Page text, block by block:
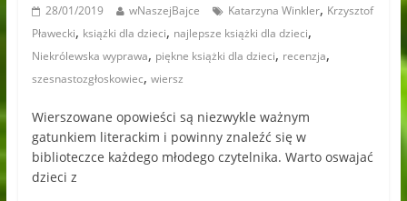
28/01/2019 wNaszejBajce Katarzyna Winkler, Krzysztof
Pławecki, książki dla dzieci, najlepsze książki dla dzieci,
Niekrólewska wyprawa, piękne książki dla dzieci, recenzja,
szesnastozgłoskowiec, wiersz
Wierszowane opowieści są niezwykle ważnym
gatunkiem literackim i powinny znaleźć się w
biblioteczce każdego młodego czytelnika. Warto oswajać
dzieci z